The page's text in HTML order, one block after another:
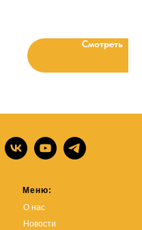
Смотреть
Меню:
О нас
Новости